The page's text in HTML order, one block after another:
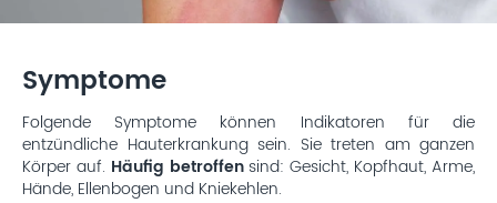
Symptome
Folgende Symptome können Indikatoren für die
entzündliche Hauterkrankung sein. Sie treten am ganzen
Körper auf. Häufig betroffensind: Gesicht, Kopfhaut, Arme,
Hände, Ellenbogen und Kniekehlen.